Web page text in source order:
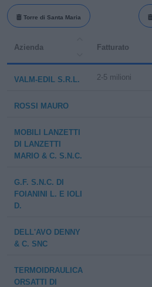
Torre di Santa Maria
Azienda Fatturato
VALM-EDIL S.R.L. 2-5 milioni
ROSSI MAURO
MOBILI LANZETTI
DI LANZETTI
MARIO & C. S.N.C.
G.F. S.N.C. DI
FOIANINI L. E IOLI
D.
DELL'AVO DENNY
& C. SNC
TERMOIDRAULICA
ORSATTI DI